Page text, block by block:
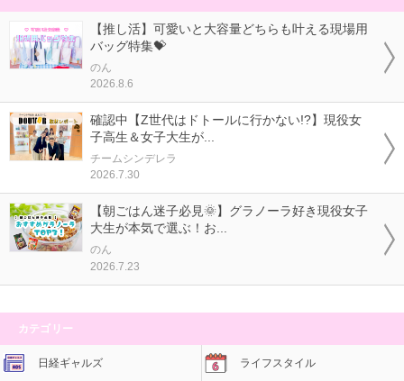
【推し活】可愛いと大容量どちらも叶える現場用
バッグ特集💝
のん
2026.8.6
確認中【Z世代はドトールに行かない!?】現役女
子高生＆女子大生が...
チームシンデレラ
2026.7.30
【朝ごはん迷子必見🌞】グラノーラ好き現役女子
大生が本気で選ぶ！お...
のん
2026.7.23
カテゴリー
日経ギャルズ ライフスタイル